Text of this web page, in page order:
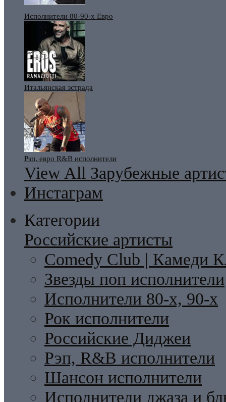
Исполнители 80-90-х Евро
Итальянская эстрада
Рэп, евро R&B исполнители
View All Зарубежные
Инстаграм
Категории
Российские артисты
Comedy Club | Камеди
Звезды поп исполнители
Исполнители 80-х, 90-х
Рок исполнители
Российские Диджеи
Рэп, R&B исполнители
Шансон исполнители
Исполнители джаза и